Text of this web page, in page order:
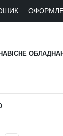
НАВІСНЕ